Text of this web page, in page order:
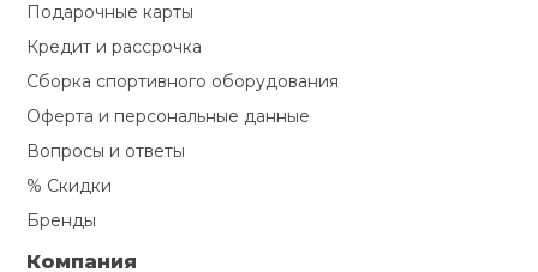
Подарочные карты
Кредит и рассрочка
Сборка спортивного оборудования
Оферта и персональные данные
Вопросы и ответы
% Скидки
Бренды
Компания